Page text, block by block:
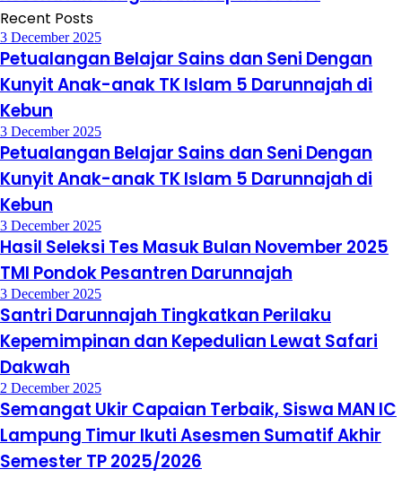
Recent Posts
3 December 2025
Petualangan Belajar Sains dan Seni Dengan
Kunyit Anak-anak TK Islam 5 Darunnajah di
Kebun
3 December 2025
Petualangan Belajar Sains dan Seni Dengan
Kunyit Anak-anak TK Islam 5 Darunnajah di
Kebun
3 December 2025
Hasil Seleksi Tes Masuk Bulan November 2025
TMI Pondok Pesantren Darunnajah
3 December 2025
Santri Darunnajah Tingkatkan Perilaku
Kepemimpinan dan Kepedulian Lewat Safari
Dakwah
2 December 2025
Semangat Ukir Capaian Terbaik, Siswa MAN IC
Lampung Timur Ikuti Asesmen Sumatif Akhir
Semester TP 2025/2026